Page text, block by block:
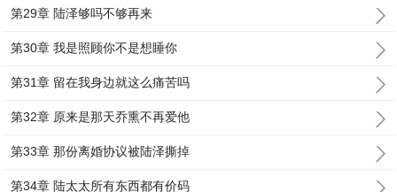
第29章 陆泽够吗不够再来
第30章 我是照顾你不是想睡你
第31章 留在我身边就这么痛苦吗
第32章 原来是那天乔熏不再爱他
第33章 那份离婚协议被陆泽撕掉
第34章 陆太太所有东西都有价码